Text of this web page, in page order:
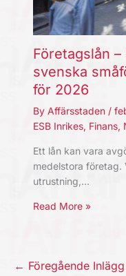
Företagslån
svenska
för 2026
By Affärsstaden /
ESB Inrikes, Finans,
Ett lån kan vara
medelstora företag.
utrustning,…
Read More »
← Föregående Inlägg